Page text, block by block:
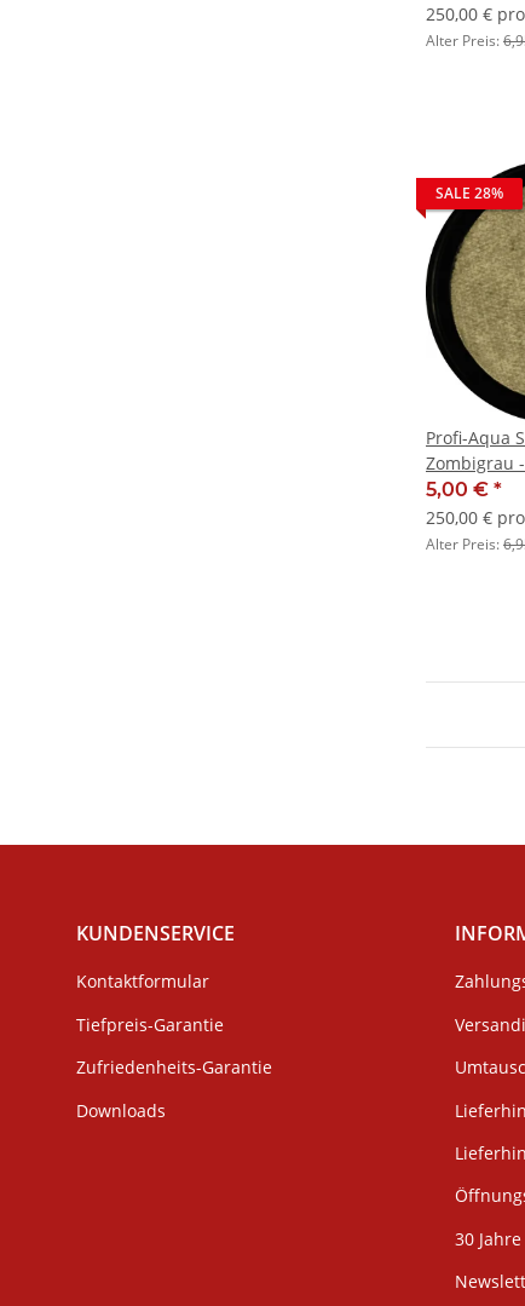
250,00 €
Alter Preis:
SALE 28%
Profi-Aqua
Zombigrau -
5,00 € *
250,00 €
Alter Preis:
KUNDENSERVICE
Kontaktformular
Tiefpreis-Garantie
Zufriedenheits-Garantie
Downloads
30